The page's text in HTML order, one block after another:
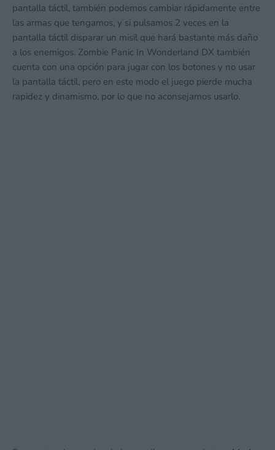
pantalla táctil, también podemos cambiar rápidamente entre
las armas que tengamos, y si pulsamos 2 veces en la
pantalla táctil disparar un misil que hará bastante más daño
a los enemigos. Zombie Panic In Wonderland DX también
cuenta con una opción para jugar con los botones y no usar
la pantalla táctil, pero en este modo el juego pierde mucha
rapidez y dinamismo, por lo que no aconsejamos usarlo.